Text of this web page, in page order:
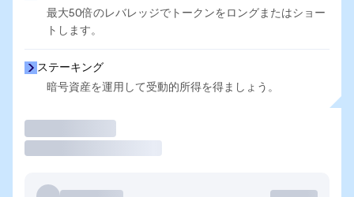
最大50倍のレバレッジでトークンをロングまたはショー
トします。
ステーキング
暗号資産を運用して受動的所得を得ましょう。